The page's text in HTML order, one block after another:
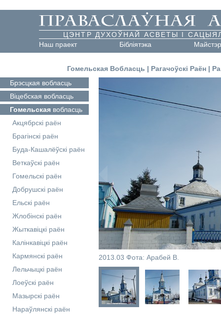
ЦЭНТР ДУХОЎНАЙ АСВЕТЫ І
Наш праект
Бібліятэка
Гомельская Вобласць | Рагачоўскі Раён|
Брэсцкая вобласць
Віцебская вобласць
Гомельская вобласць
Акцябрскі раён
Брагінскі раён
Буда-Кашалёўскі раён
Веткаўскі раён
Гомельскі раён
Добрушскі раён
Ельскі раён
Жлобінскі раён
Жыткавіцкі раён
Калінкавіцкі раён
Кармянскі раён
Лельчыцкі раён
Лоеўскі раён
Мазырскі раён
Нараўлянскі раён
2013.03 Фота: Арабей В.